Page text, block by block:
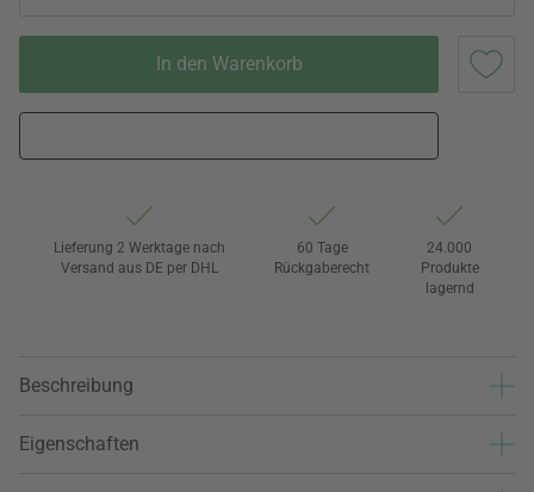
In den Warenkorb
Lieferung 2 Werktage nach
Versand aus DE per DHL
60 Tage
Rückgaberecht
24.000
Produkte
lagernd
Beschreibung
Eigenschaften